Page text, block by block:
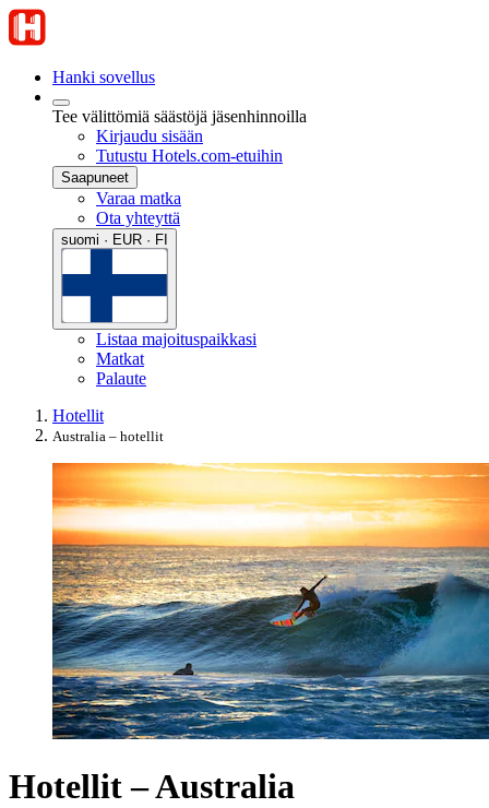
Hanki sovellus
Tee välittömiä säästöjä jäsenhinnoilla
Kirjaudu sisään
Tutustu Hotels.com-etuihin
Saapuneet
Varaa matka
Ota yhteyttä
suomi · EUR · FI
Listaa majoituspaikkasi
Matkat
Palaute
Hotellit
Australia – hotellit
Hotellit – Australia